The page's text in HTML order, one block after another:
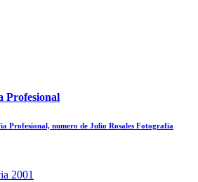
Profesional
Profesional, numero de Julio Rosales Fotografia
2001